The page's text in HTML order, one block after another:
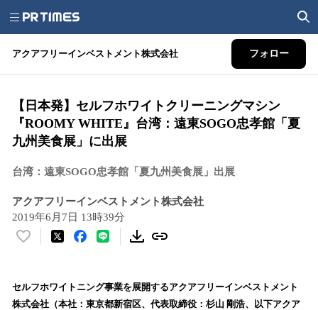
アクアフリーインベストメント株式会社 フォロー
【日本発】セルフホワイトクリーニングマシン
『ROOMY WHITE』台湾：遠東SOGO忠孝館「夏
九州美食展」に出展
台湾：遠東SOGO忠孝館「夏九州美食展」出展
アクアフリーインベストメント株式会社
2019年6月7日 13時39分
い
！
数
セルフホワイトニング事業を展開するアクアフリーインベストメント
株式会社（本社：東京都新宿区、代表取締役：杉山 剛浩、以下アクア